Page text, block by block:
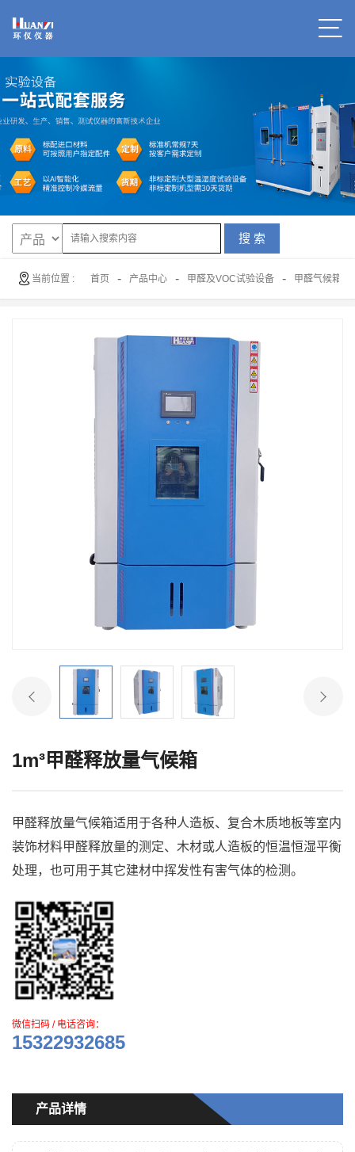
搜 索
当前位置 : 首页 - 产品中心 - 甲醛及VOC试验设备 - 甲醛气候箱（
1m³甲醛释放量气候箱
甲醛释放量气候箱适用于各种人造板、复合木质地板等室内
装饰材料甲醛释放量的测定、木材或人造板的恒温恒湿平衡
处理，也可用于其它建材中挥发性有害气体的检测。
微信扫码 / 电话咨询：
15322932685
产品详情